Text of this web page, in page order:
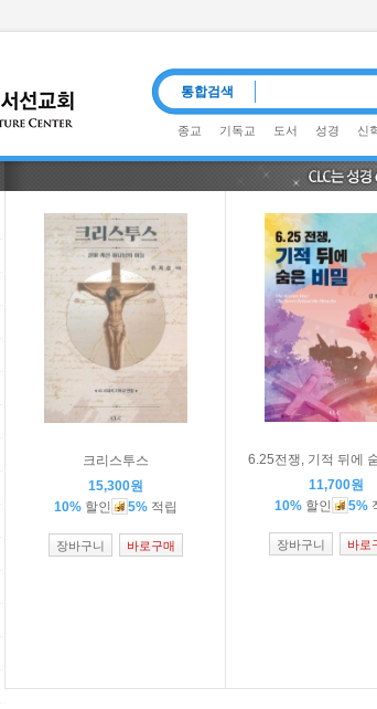
통합검색
종교 기독교 도서 성경 신
크리스투스
15,300원
10% 할인 5% 적립
장바구니 바로구매
6.25전쟁, 기적 뒤에
11,700원
10% 할인 5%
장바구니 바로